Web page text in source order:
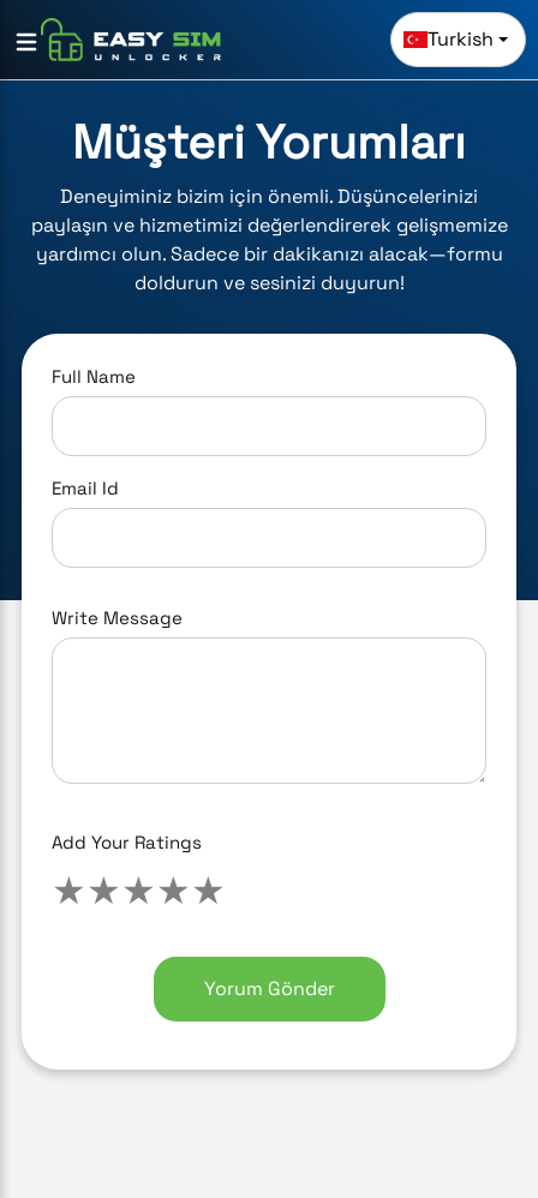
Turkish
Müşteri Yorumları
Deneyiminiz bizim için önemli. Düşüncelerinizi
paylaşın ve hizmetimizi değerlendirerek gelişmemize
yardımcı olun. Sadece bir dakikanızı alacak—formu
doldurun ve sesinizi duyurun!
Full Name
Email Id
Write Message
Add Your Ratings
★★★★★
Yorum Gönder